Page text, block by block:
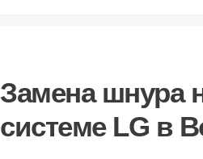
Замена шнура
системе LG в